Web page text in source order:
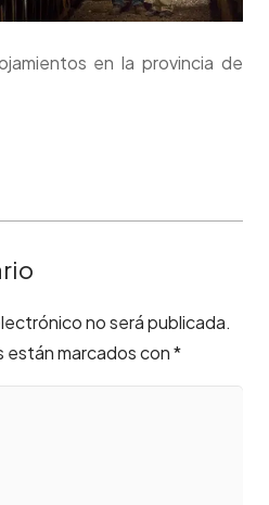
en la provincia de
no será publicada.
están marcados con*